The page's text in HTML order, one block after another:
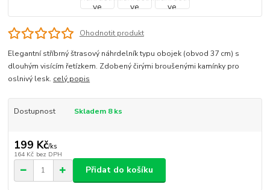
Ohodnotit produkt
Elegantní stříbrný štrasový náhrdelník typu obojek (obvod 37 cm) s
dlouhým visícím řetízkem. Zdobený čirými broušenými kamínky pro
oslnivý lesk. celý popis
Dostupnost Skladem 8 ks
199 Kč/ks
164 Kč bez DPH
Přidat do košíku